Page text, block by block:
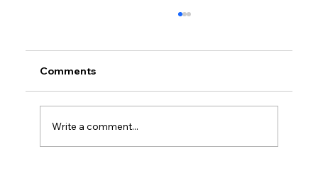
Comments
Write a comment...